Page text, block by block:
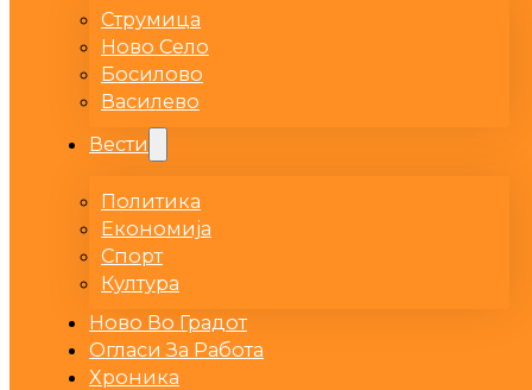
Струмица
Ново Село
Босилово
Василево
Вести
Политика
Економија
Спорт
Култура
Ново Во Градот
Огласи За Работа
Хроника